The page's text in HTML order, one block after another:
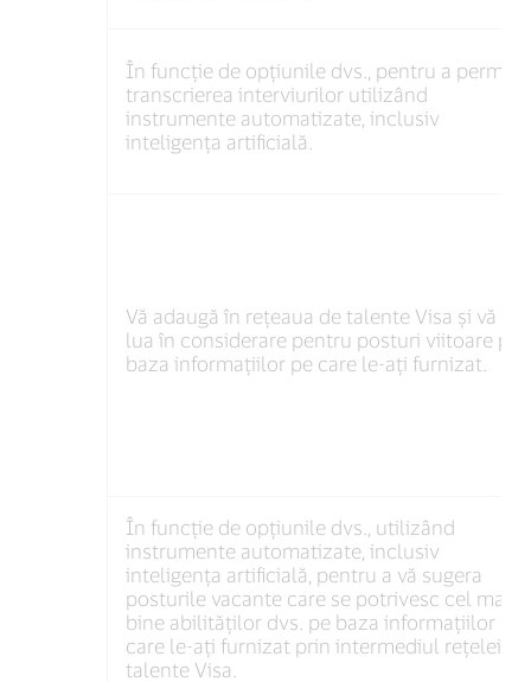
În funcție de opțiunile dvs., pentru a permite
transcrierea interviurilor utilizând
instrumente automatizate, inclusiv
inteligența artificială.
Vă adaugă în rețeaua de talente Visa și vă va
lua în considerare pentru posturi viitoare pe
baza informațiilor pe care le-ați furnizat.
În funcție de opțiunile dvs., utilizând
instrumente automatizate, inclusiv
inteligența artificială, pentru a vă sugera
posturile vacante care se potrivesc cel mai
bine abilităților dvs. pe baza informațiilor pe
care le-ați furnizat prin intermediul rețelei de
talente Visa.